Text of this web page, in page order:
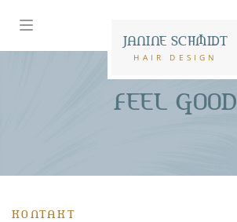
JANINE SCHMIDT
HAIR DESIGN
FEEL GOOD
KONTAKT